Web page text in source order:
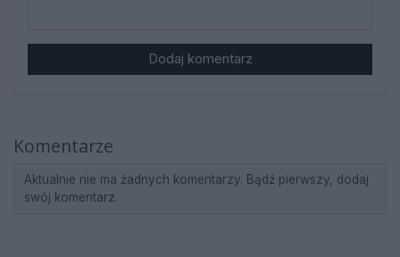
Dodaj komentarz
Komentarze
Aktualnie nie ma żadnych komentarzy. Bądź pierwszy, dodaj
swój komentarz.